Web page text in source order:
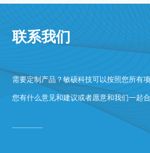
联系我们
需要定制产品？敏硕科技可以按照您所有
您有什么意见和建议或者愿意和我们一起